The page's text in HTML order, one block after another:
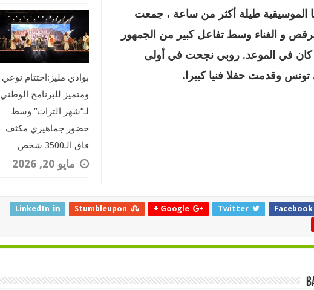
بوادي مليز:اختتام نوعي
ومتميز للبرنامج الوطني
لـ”شهر التراث” وسط
حضور جماهيري مكثف
فاق الـ3500 شخص
مايو 20, 2026
الموسيقية طيلة أكثر من ساعة ، جمعت
و الغناء وسط تفاعل كبير من الجمهور
كان في الموعد. روبي نجحت في أولى
وقدمت حفلا فنيا كبيرا.
Facebook
Twitter
Google +
Stumbleupon
LinkedIn